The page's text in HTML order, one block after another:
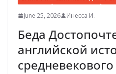
June 25, 2026 Инесса И.
Беда
английской